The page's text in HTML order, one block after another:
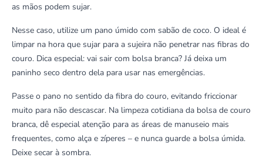
as mãos podem sujar.
Nesse caso, utilize um pano úmido com sabão de coco. O ideal é
limpar na hora que sujar para a sujeira não penetrar nas fibras do
couro. Dica especial: vai sair com bolsa branca? Já deixa um
paninho seco dentro dela para usar nas emergências.
Passe o pano no sentido da fibra do couro, evitando friccionar
muito para não descascar. Na limpeza cotidiana da bolsa de couro
branca, dê especial atenção para as áreas de manuseio mais
frequentes, como alça e zíperes – e nunca guarde a bolsa úmida.
Deixe secar à sombra.